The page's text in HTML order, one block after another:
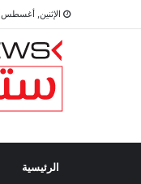
الإثنين, أغسطس 10 2026
الرئيسية